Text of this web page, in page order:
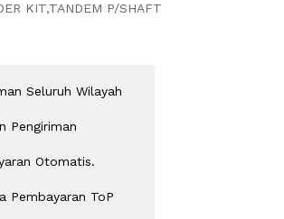
KIT,TANDEM P/SHAFT
Seluruh Wilayah
Pengiriman
Otomatis.
Pembayaran ToP